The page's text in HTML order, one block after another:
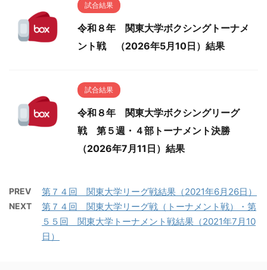
試合結果
令和８年 関東大学ボクシングトーナメ
ント戦 （2026年5月10日）結果
試合結果
令和８年 関東大学ボクシングリーグ
戦 第５週・４部トーナメント決勝
（2026年7月11日）結果
PREV 第７４回 関東大学リーグ戦結果（2021年6月26日）
NEXT
第７４回 関東大学リーグ戦（トーナメント戦）・第
５５回 関東大学トーナメント戦結果（2021年7月10
日）